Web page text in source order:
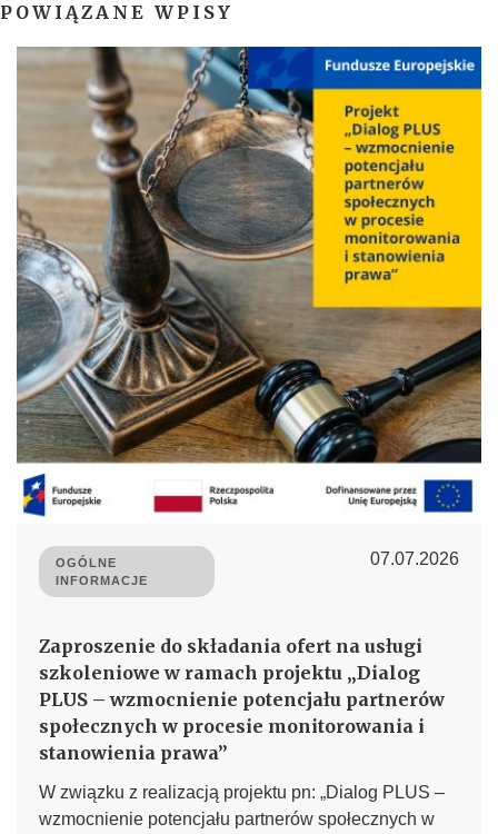
POWIĄZANE WPISY
OGÓLNE
INFORMACJE
07.07.2026
Zaproszenie do składania ofert na usługi
szkoleniowe w ramach projektu „Dialog
PLUS – wzmocnienie potencjału partnerów
społecznych w procesie monitorowania i
stanowienia prawa”
W związku z realizacją projektu pn: „Dialog PLUS –
wzmocnienie potencjału partnerów społecznych w